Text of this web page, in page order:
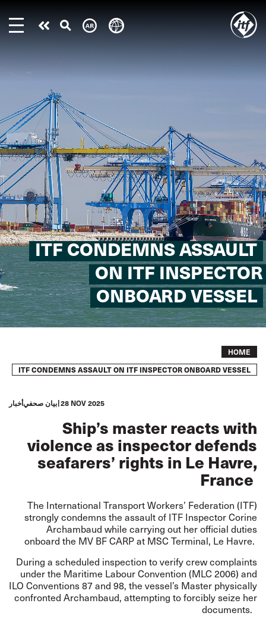
main
ITF CONDEMNS ASSAULT
ON ITF INSPECTOR
ONBOARD VESSEL
Take
action
Breadcrumb
HOME
ITF CONDEMNS ASSAULT ON ITF INSPECTOR ONBOARD VESSEL
أخباربيان صحفي 28 NOV 2025
Ship’s master reacts with
violence as inspector defends
seafarers’ rights in Le Havre,
France
The International Transport Workers’ Federation (ITF)
strongly condemns the assault of ITF Inspector Corine
Archambaud while carrying out her official duties
onboard the MV BF CARP at MSC Terminal, Le Havre.
During a scheduled inspection to verify crew complaints
under the Maritime Labour Convention (MLC 2006) and
ILO Conventions 87 and 98, the vessel’s Master physically
confronted Archambaud, attempting to forcibly seize her
documents.